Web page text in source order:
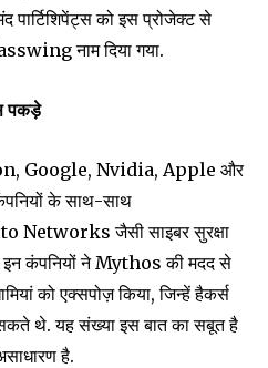
को इस प्रोजेक्ट से
नाम दिया गया.
पकड़े
Google, Nvidia, Apple और
के साथ-साथ
जैसी साइबर सुरक्षा
इन कंपनियों ने Mythos की मदद से
को एक्सपोज़ किया, जिन्हें हैकर्स
थे. यह संख्या इस बात का सबूत है
है.